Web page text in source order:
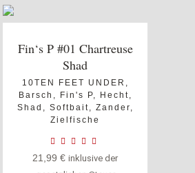
Fin‘s P #01 Chartreuse
Shad
10TEN FEET UNDER
Barsch
Fin's P, Hecht
Shad
Softbait Zander
Zielfische
21,99 € inklusive der